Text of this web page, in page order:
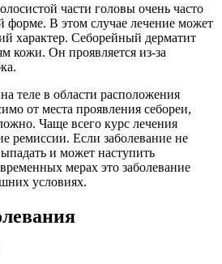
части головы очень часто
форме. В этом случае лечение может
характер. Себорейный дерматит
кожи. Он проявляется из-за
теле в области расположения
от места проявления себореи,
Чаще всего курс лечения
ремиссии. Если заболевание не
и может наступить
мерах это заболевание
условиях.